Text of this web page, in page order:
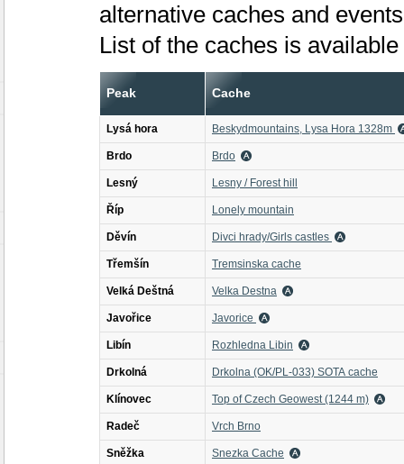
alternative caches and
List of the caches is
Peak Cache
Lysá hora Beskydmountains, Lysa Hora 1328m
Brdo Brdo
Lesný Lesny / Forest hill
Říp Lonely mountain
Děvín Divci hrady/Girls castles
Třemšín Tremsinska cache
Velká Deštná Velka Destna
Javořice Javorice
Libín Rozhledna Libin
Drkolná Drkolna (OK/PL-033) SOTA cache
Klínovec Top of Czech Geowest (1244 m)
Radeč Vrch Brno
Sněžka Snezka Cache